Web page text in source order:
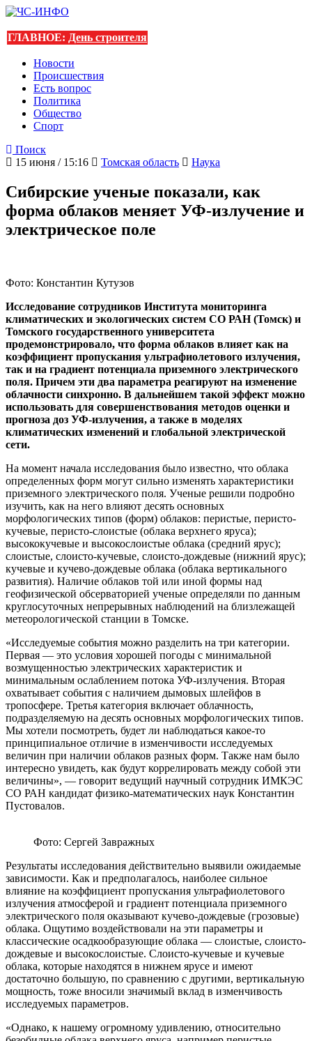
ГЛАВНОЕ: День строителя
Новости
Происшествия
Есть вопрос
Политика
Общество
Спорт
Поиск
15 июня / 15:16
Томская область Наука
Сибирские ученые показали, как
форма облаков меняет УФ-излучение и
электрическое поле
Фото: Константин Кутузов
Исследование сотрудников Института мониторинга
климатических и экологических систем СО РАН (Томск) и
Томского государственного университета
продемонстрировало, что форма облаков влияет как на
коэффициент пропускания ультрафиолетового излучения,
так и на градиент потенциала приземного электрического
поля. Причем эти два параметра реагируют на изменение
облачности синхронно. В дальнейшем такой эффект можно
использовать для совершенствования методов оценки и
прогноза доз УФ-излучения, а также в моделях
климатических изменений и глобальной электрической
сети.
На момент начала исследования было известно, что облака
определенных форм могут сильно изменять характеристики
приземного электрического поля. Ученые решили подробно
изучить, как на него влияют десять основных
морфологических типов (форм) облаков: перистые, перисто-
кучевые, перисто-слоистые (облака верхнего яруса);
высококучевые и высокослоистые облака (средний ярус);
слоистые, слоисто-кучевые, слоисто-дождевые (нижний ярус);
кучевые и кучево-дождевые облака (облака вертикального
развития). Наличие облаков той или иной формы над
геофизической обсерваторией ученые определяли по данным
круглосуточных непрерывных наблюдений на близлежащей
метеорологической станции в Томске.
«Исследуемые события можно разделить на три категории.
Первая — это условия хорошей погоды с минимальной
возмущенностью электрических характеристик и
минимальным ослаблением потока УФ-излучения. Вторая
охватывает события с наличием дымовых шлейфов в
тропосфере. Третья категория включает облачность,
подразделяемую на десять основных морфологических типов.
Мы хотели посмотреть, будет ли наблюдаться какое-то
принципиальное отличие в изменчивости исследуемых
величин при наличии облаков разных форм. Также нам было
интересно увидеть, как будут коррелировать между собой эти
величины», — говорит ведущий научный сотрудник ИМКЭС
СО РАН кандидат физико-математических наук Константин
Пустовалов.
Фото: Сергей Завражных
Результаты исследования действительно выявили ожидаемые
зависимости. Как и предполагалось, наиболее сильное
влияние на коэффициент пропускания ультрафиолетового
излучения атмосферой и градиент потенциала приземного
электрического поля оказывают кучево-дождевые (грозовые)
облака. Ощутимо воздействовали на эти параметры и
классические осадкообразующие облака — слоистые, слоисто-
дождевые и высокослоистые. Слоисто-кучевые и кучевые
облака, которые находятся в нижнем ярусе и имеют
достаточно большую, по сравнению с другими, вертикальную
мощность, тоже вносили значимый вклад в изменчивость
исследуемых параметров.
«Однако, к нашему огромному удивлению, относительно